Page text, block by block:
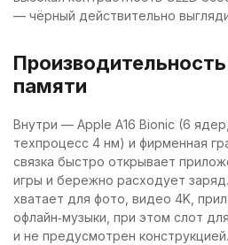
— чёрный действительно
Производительность
памяти
Внутри — Apple A16 Bionic (6
техпроцесс 4 нм) и фирменная
связка быстро открывает
игры и бережно расходует
хватает для фото, видео 4K,
офлайн‑музыки, при этом слот
и не предусмотрен